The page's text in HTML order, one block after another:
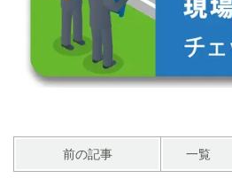
前の記事 一覧